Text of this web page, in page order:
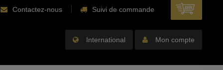
Contactez-nous Suivi de commande
International Mon compte